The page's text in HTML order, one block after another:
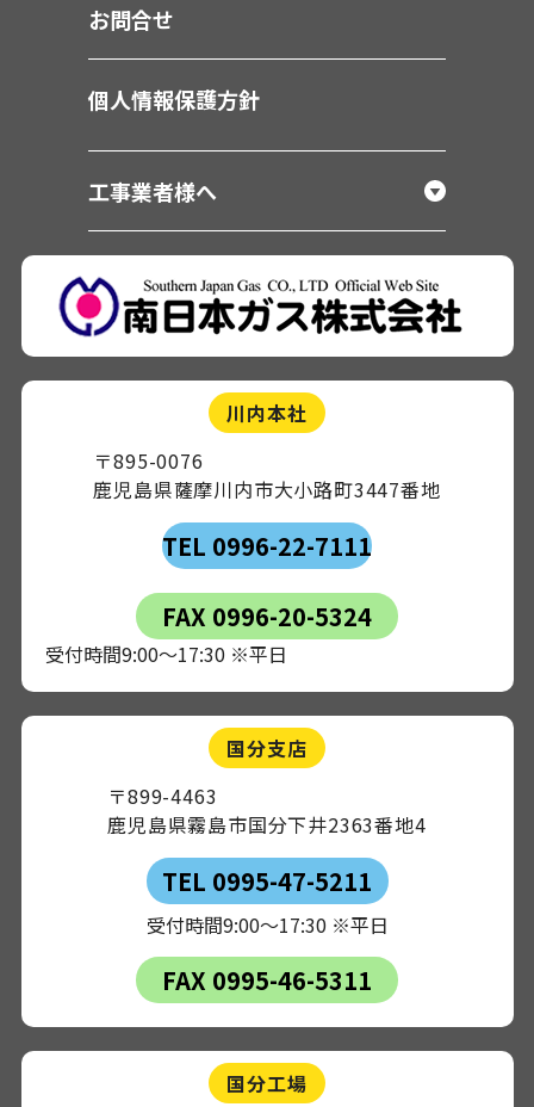
お問合せ
個人情報保護方針
工事業者様へ
川内本社
〒895-0076
鹿児島県薩摩川内市大小路町3447番地
TEL 0996-22-7111
FAX 0996-20-5324
受付時間9:00～17:30 ※平日
国分支店
〒899-4463
鹿児島県霧島市国分下井2363番地4
TEL 0995-47-5211
受付時間9:00～17:30 ※平日
FAX 0995-46-5311
国分工場